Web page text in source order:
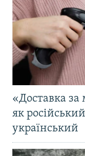
«Доставка за
як
український